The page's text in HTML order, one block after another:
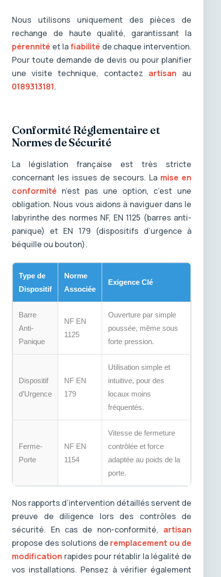
Nous utilisons uniquement des pièces de
rechange de haute qualité, garantissant la
pérennité et lafiabilité de chaque intervention.
Pour toute demande de devis ou pour planifier
une visite technique, contactez artisan au
0189313181.
Conformité Réglementaire et
Normes de Sécurité
La législation française est très stricte
concernant les issues de secours. La mise en
conformité n’est pas une option, c’est une
obligation. Nous vous aidons à naviguer dans le
labyrinthe des normes NF, EN 1125 (barres anti-
panique) et EN 179 (dispositifs d’urgence à
béquille ou bouton).
Type de
Dispositif
Norme
Associée
Exigence Clé
Barre
Anti-
Panique
NF EN
1125
Ouverture par simple
poussée, même sous
forte pression.
Dispositif
d’Urgence
NF EN
179
Utilisation simple et
intuitive, pour des
locaux moins
fréquentés.
Ferme-
Porte
NF EN
1154
Vitesse de fermeture
contrôlée et force
adaptée au poids de la
porte.
Nos rapports d’intervention détaillés servent de
preuve de diligence lors des contrôles de
sécurité. En cas de non-conformité, artisan
propose des solutions de remplacement ou de
modification rapides pour rétablir la légalité de
vos installations. Pensez à vérifier également